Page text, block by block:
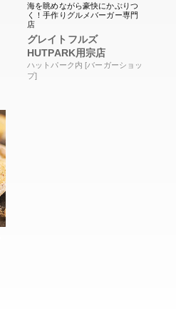
海を眺めながら豪快にかぶりつ
く！手作りグルメバーガー専門
店
グレイトフルズ
HUTPARK用宗店
ハットパーク内 [バーガーショッ
プ]